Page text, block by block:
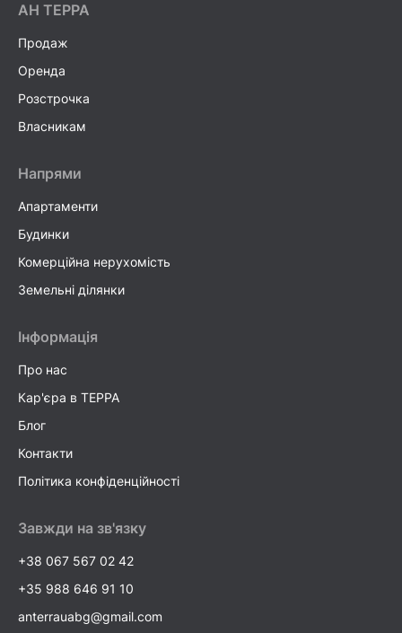
AH ТEPPA
Продаж
Оренда
Розстрочка
Власникам
Напрями
Апартаменти
Будинки
Комерційна нерухомість
Земельні ділянки
Інформація
Про нас
Кар'єра в TEPPA
Блог
Контакти
Політика конфіденційності
Завжди на зв'язку
+38 067 567 02 42
+35 988 646 91 10
anterrauabg@gmail.com